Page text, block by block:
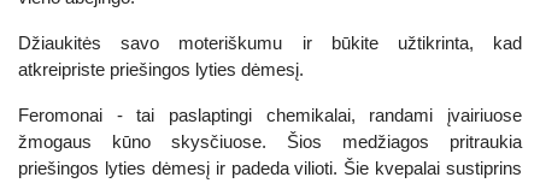
Džiaukitės savo moteriškumu ir būkite užtikrinta, kad
atkreipriste priešingos lyties dėmesį.
Feromonai - tai paslaptingi chemikalai, randami įvairiuose
žmogaus kūno skysčiuose. Šios medžiagos pritraukia
priešingos lyties dėmesį ir padeda vilioti. Šie kvepalai sustiprins